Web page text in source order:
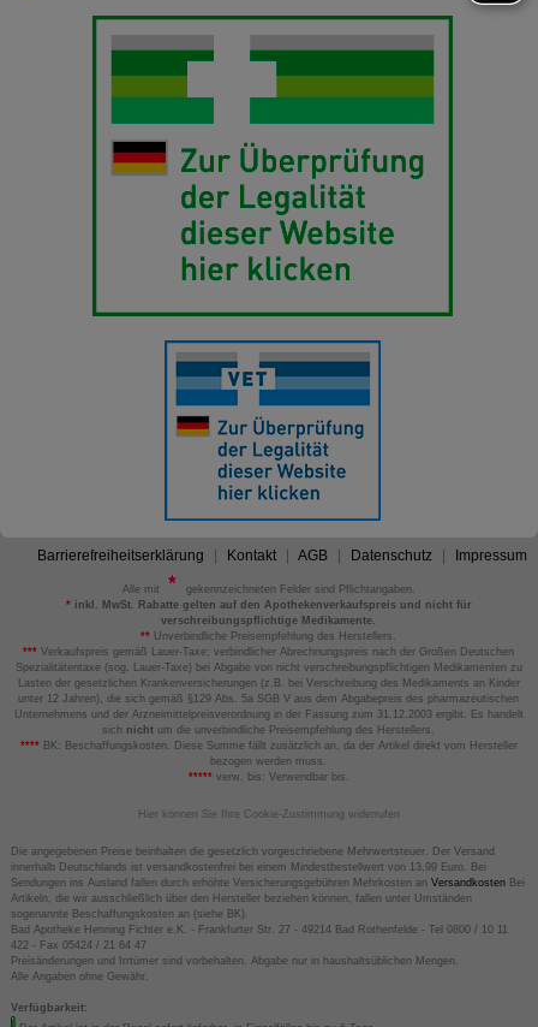
Barrierefreiheitserklärung Kontakt AGB Datenschutz Impressum
Alle mit
gekennzeichneten Felder sind Pflichtangaben.
*inkl. MwSt. Rabatte gelten auf den Apothekenverkaufspreis und nicht für
verschreibungspflichtige Medikamente.
** Unverbindliche Preisempfehlung des Herstellers.
*** Verkaufspreis gemäß Lauer-Taxe; verbindlicher Abrechnungspreis nach der Großen Deutschen
Spezialitätentaxe (sog. Lauer-Taxe) bei Abgabe von nicht verschreibungspflichtigen Medikamenten zu
Lasten der gesetzlichen Krankenversicherungen (z.B. bei Verschreibung des Medikaments an Kinder
unter 12 Jahren), die sich gemäß §129 Abs. 5a SGB V aus dem Abgabepreis des pharmazeutischen
Unternehmens und der Arzneimittelpreisverordnung in der Fassung zum 31.12.2003 ergibt. Es handelt
sich nicht um die unverbindliche Preisempfehlung des Herstellers.
****BK: Beschaffungskosten. Diese Summe fällt zusätzlich an, da der Artikel direkt vom Hersteller
bezogen werden muss.
*****verw. bis: Verwendbar bis.
Hier können Sie Ihre Cookie-Zustimmung widerrufen
Die angegebenen Preise beinhalten die gesetzlich vorgeschriebene Mehrwertsteuer. Der Versand
innerhalb Deutschlands ist versandkostenfrei bei einem Mindestbestellwert von 13,99 Euro. Bei
Sendungen ins Ausland fallen durch erhöhte Versicherungsgebühren Mehrkosten an VersandkostenBei
Artikeln, die wir ausschließlich über den Hersteller beziehen können, fallen unter Umständen
sogenannte Beschaffungskosten an (siehe BK).
Bad Apotheke Henning Fichter e.K. - Frankfurter Str. 27 - 49214 Bad Rothenfelde - Tel 0800 / 10 11
422 - Fax 05424 / 21 64 47
Preisänderungen und Irrtümer sind vorbehalten. Abgabe nur in haushaltsüblichen Mengen.
Alle Angaben ohne Gewähr.
Verfügbarkeit: